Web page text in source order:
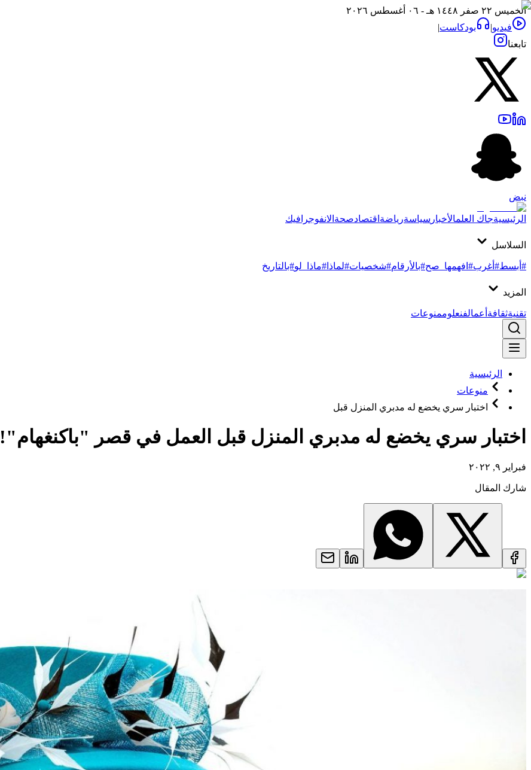
الخميس ٢٢ صفر ١٤٤٨ هـ - ٠٦ أغسطس ٢٠٢٦
فيديو| بودكاست|
تابعنا
نبض
الرئيسيةجاك العلمالأخبار سياسةرياضة اقتصادصحة الانفوجرافيك
السلاسل
#أبسط#أغرب#افهمها_صح#بالأرقام#شخصيات#لماذا #ماذا_لو#بالتاريخ
المزيد
تقنيةثقافة أعمالفنعلوممنوعات
الرئيسية
منوعات
اختبار سري يخضع له مدبري المنزل قبل
اختبار سري يخضع له مدبري المنزل قبل العمل في قصر "باكنغهام"!
فبراير ٩, ٢٠٢٢
شارك المقال